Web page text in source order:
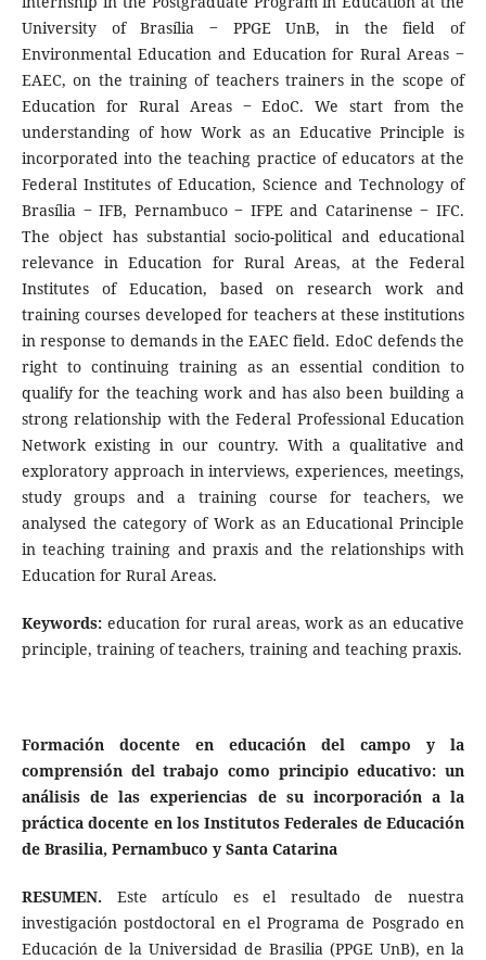
University of Brasília ‒ PPGE UnB, in the field of
Environmental Education and Education for Rural Areas ‒
EAEC, on the training of teachers trainers in the scope of
Education for Rural Areas ‒ EdoC. We start from the
understanding of how Work as an Educative Principle is
incorporated into the teaching practice of educators at the
Federal Institutes of Education, Science and Technology of
Brasília ‒ IFB, Pernambuco ‒ IFPE and Catarinense ‒ IFC.
The object has substantial socio-political and educational
relevance in Education for Rural Areas, at the Federal
Institutes of Education, based on research work and
training courses developed for teachers at these institutions
in response to demands in the EAEC field. EdoC defends the
right to continuing training as an essential condition to
qualify for the teaching work and has also been building a
strong relationship with the Federal Professional Education
Network existing in our country. With a qualitative and
exploratory approach in interviews, experiences, meetings,
study groups and a training course for teachers, we
analysed the category of Work as an Educational Principle
in teaching training and praxis and the relationships with
Education for Rural Areas.
Keywords: education for rural areas, work as an educative
principle, training of teachers, training and teaching praxis.
Formación docente en educación del campo y la
comprensión del trabajo como principio educativo: un
análisis de las experiencias de su incorporación a la
práctica docente en los Institutos Federales de Educación
de Brasilia, Pernambuco y Santa Catarina
RESUMEN. Este artículo es el resultado de nuestra
investigación postdoctoral en el Programa de Posgrado en
Educación de la Universidad de Brasilia (PPGE UnB), en la